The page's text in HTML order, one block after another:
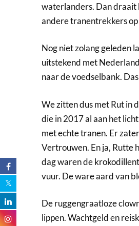
waterlanders. Dan draait
andere tranentrekkers
Nog niet zolang geleden
uitstekend met
naar de voedselbank.
We zitten dus met Rut in
die in 2017 al aan het
met echte tranen. Er
Vertrouwen. En ja, Rutte
dag waren de
vuur. De ware aard van
De ruggengraatloze
lippen. Wachtgeld en